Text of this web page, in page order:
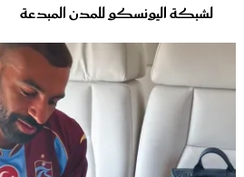
لشبكة اليونسكو للمدن المبدعة